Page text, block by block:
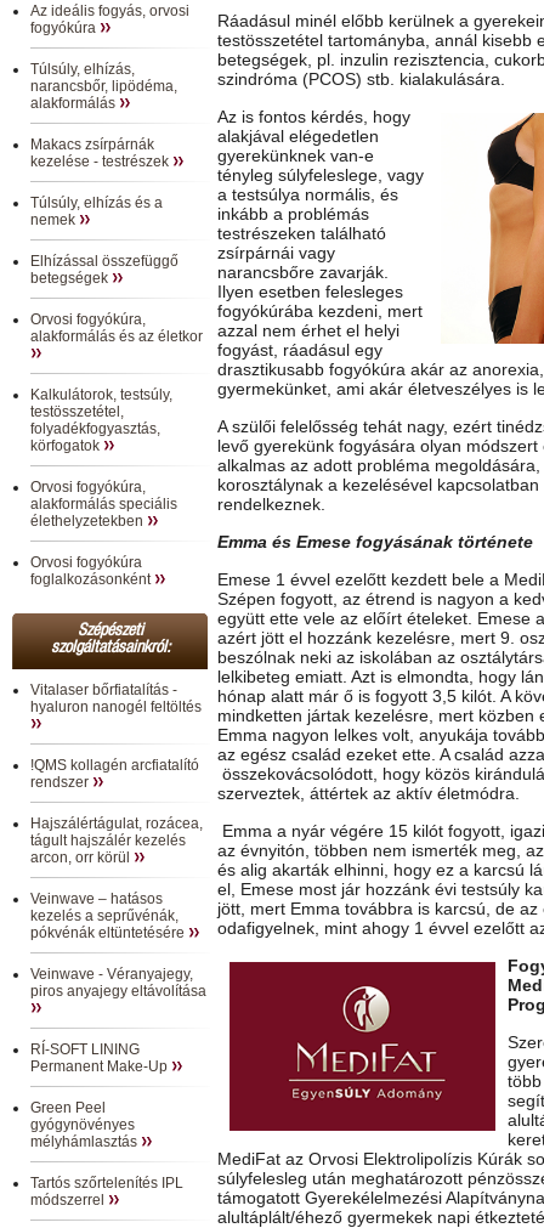
Az ideális fogyás, orvosi
fogyókúra
Túlsúly, elhízás,
narancsbőr, lipödéma,
alakformálás
Makacs zsírpárnák
kezelése - testrészek
Túlsúly, elhízás és a
nemek
Elhízással összefüggő
betegségek
Orvosi fogyókúra,
alakformálás és az életkor
Kalkulátorok, testsúly,
testösszetétel,
folyadékfogyasztás,
körfogatok
Orvosi fogyókúra,
alakformálás speciális
élethelyzetekben
Orvosi fogyókúra
foglalkozásonként
Szépészeti
szolgáltatásainkról:
Vitalaser bőrfiatalítás -
hyaluron nanogél feltöltés
!QMS kollagén arcfiatalító
rendszer
Hajszálértágulat, rozácea,
tágult hajszálér kezelés
arcon, orr körül
Veinwave – hatásos
kezelés a seprűvénák,
pókvénák eltüntetésére
Veinwave - Véranyajegy,
piros anyajegy eltávolítása
RÍ-SOFT LINING
Permanent Make-Up
Green Peel
gyógynövényes
mélyhámlasztás
Tartós szőrtelenítés IPL
módszerrel
Ráadásul minél előbb kerülnek a
testösszetétel tartományba, annál kisebb
betegségek, pl. inzulin rezisztencia,
szindróma (PCOS) stb. kialakulására.
Az is fontos kérdés, hogy
alakjával elégedetlen
gyerekünknek van-e
tényleg súlyfeleslege, vagy
a testsúlya normális, és
inkább a problémás
testrészeken található
zsírpárnái vagy
narancsbőre zavarják.
Ilyen esetben felesleges
fogyókúrába kezdeni, mert
azzal nem érhet el helyi
fogyást, ráadásul egy
drasztikusabb fogyókúra akár az
gyermekünket, ami akár életveszélyes is
A szülői felelősség tehát nagy, ezért
levő gyerekünk fogyására olyan
alkalmas az adott probléma
korosztálynak a kezelésével
rendelkeznek.
Emma és Emese fogyásának története
Emese 1 évvel ezelőtt kezdett bele a
Szépen fogyott, az étrend is nagyon a
együtt ette vele az előírt ételeket. Emese
azért jött el hozzánk kezelésre, mert 9.
beszólnak neki az iskolában az
lelkibeteg emiatt. Azt is elmondta, hogy
hónap alatt már ő is fogyott 3,5 kilót. A
mindketten jártak kezelésre, mert közben
Emma nagyon lelkes volt, anyukája
az egész család ezeket ette. A család
összekovácsolódott, hogy közös
szerveztek, áttértek az aktív életmódra.
Emma a nyár végére 15 kilót fogyott,
az évnyitón, többen nem ismerték meg,
és alig akarták elhinni, hogy ez a karcsú
el, Emese most jár hozzánk évi testsúly
jött, mert Emma továbbra is karcsú, de
odafigyelnek, mint ahogy 1 évvel ezelőtt
MediFat az Orvosi Elektrolipolízis Kúrák
súlyfelesleg után meghatározott
támogatott Gyerekélelmezési
alultáplált/éhező gyermekek napi